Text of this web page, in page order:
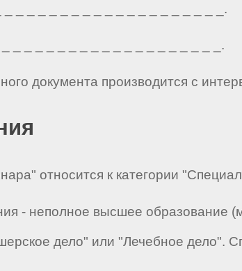
_ _ _ _ _ _ _ _ _ _ _ _ _ _ _ _ _ _ _.
_ _ _ _ _ _ _ _ _ _ _ _ _ _ _ _ _ _ _.
документа производится с
относится к категории
- неполное высшее образование
дело" или "Лечебное дело".